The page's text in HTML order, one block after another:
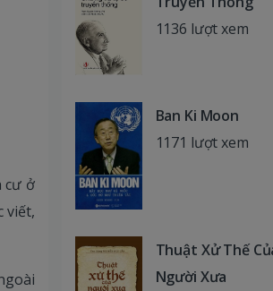
cư ở
viết,
1136 lượt xem
Ban Ki Moon
1171 lượt xem
Thuật Xử Thế
Người Xưa